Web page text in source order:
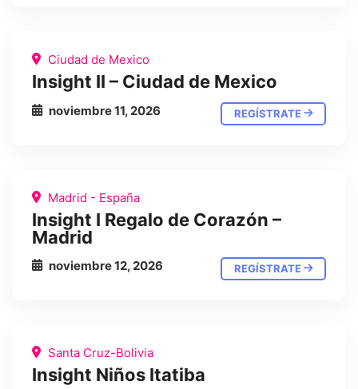
Ciudad de Mexico
Insight II – Ciudad de Mexico
noviembre 11, 2026 REGÍSTRATE
Madrid - España
Insight I Regalo de Corazón –
Madrid
noviembre 12, 2026 REGÍSTRATE
Santa Cruz-Bolivia
Insight Niños Itatiba